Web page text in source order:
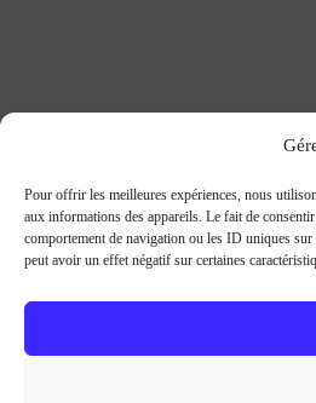
Pour offrir les meilleures expériences, nous
aux informations des appareils. Le fait de
comportement de navigation ou les ID uniques
peut avoir un effet négatif sur certaines